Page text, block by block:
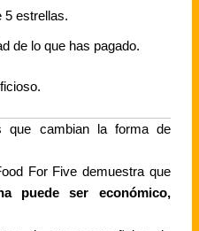
5 estrellas.
de lo que has pagado.
que cambian la forma de
For Five demuestra que
puede ser económico,